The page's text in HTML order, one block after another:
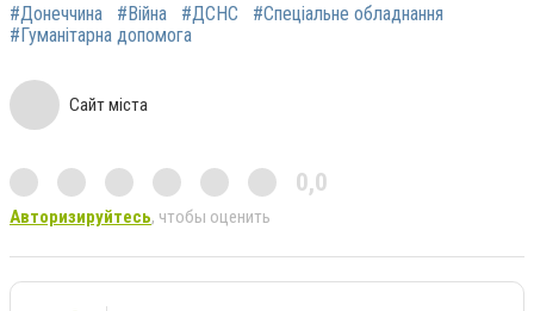
#Донеччина #Війна #ДСНС
#Спеціальне обладнання
#Гуманітарна допомога
Сайт міста
0,0
Авторизируйтесь, чтобы оценить